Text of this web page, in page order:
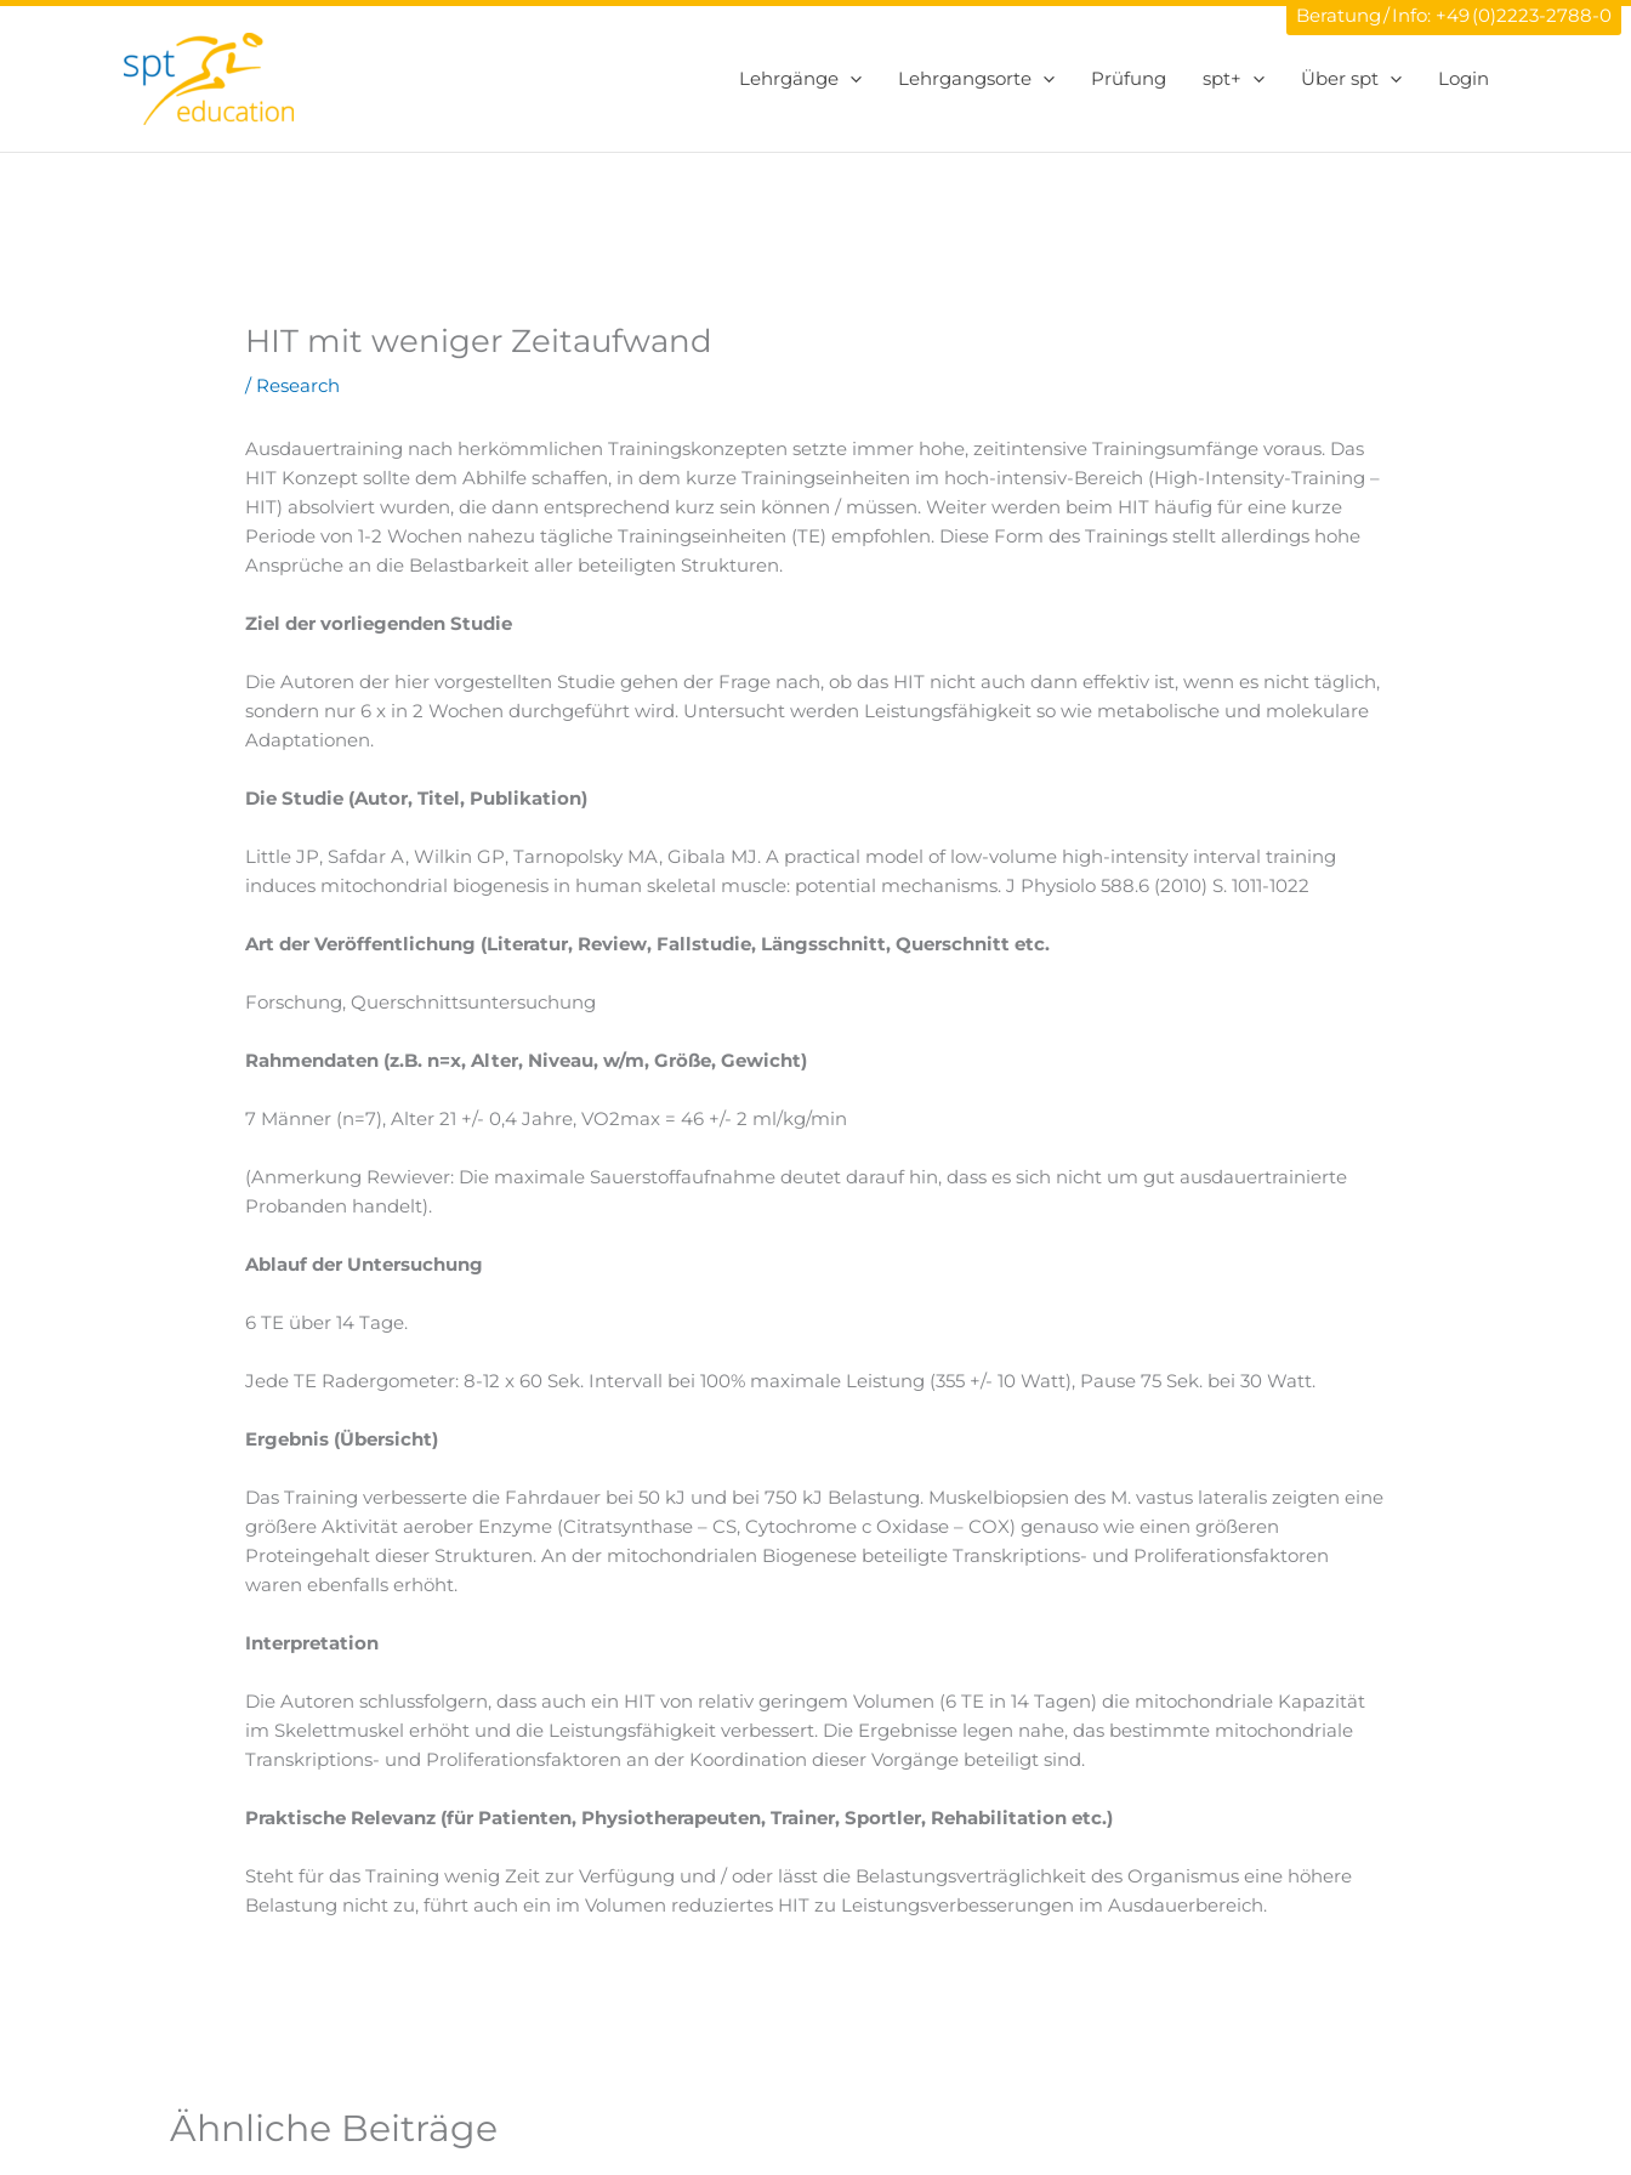
Zum
Beratung / Info: +49 (0)2223-2788-0
Lehrgänge Lehrgangsorte Prüfung spt+ Über spt Login
HIT mit weniger Zeitaufwand
/ Research
Ausdauertraining nach herkömmlichen Trainingskonzepten setzte immer hohe, zeitintensive Trainingsumfänge voraus. Das
HIT Konzept sollte dem Abhilfe schaffen, in dem kurze Trainingseinheiten im hoch-intensiv-Bereich (High-Intensity-Training –
HIT) absolviert wurden, die dann entsprechend kurz sein können / müssen. Weiter werden beim HIT häufig für eine kurze
Periode von 1-2 Wochen nahezu tägliche Trainingseinheiten (TE) empfohlen. Diese Form des Trainings stellt allerdings hohe
Ansprüche an die Belastbarkeit aller beteiligten Strukturen.
Ziel der vorliegenden Studie
Die Autoren der hier vorgestellten Studie gehen der Frage nach, ob das HIT nicht auch dann effektiv ist, wenn es nicht täglich,
sondern nur 6 x in 2 Wochen durchgeführt wird. Untersucht werden Leistungsfähigkeit so wie metabolische und molekulare
Adaptationen.
Die Studie (Autor, Titel, Publikation)
Little JP, Safdar A, Wilkin GP, Tarnopolsky MA, Gibala MJ. A practical model of low-volume high-intensity interval training
induces mitochondrial biogenesis in human skeletal muscle: potential mechanisms. J Physiolo 588.6 (2010) S. 1011-1022
Art der Veröffentlichung (Literatur, Review, Fallstudie, Längsschnitt, Querschnitt etc.
Forschung, Querschnittsuntersuchung
Rahmendaten (z.B. n=x, Alter, Niveau, w/m, Größe, Gewicht)
7 Männer (n=7), Alter 21 +/- 0,4 Jahre, VO2max = 46 +/- 2 ml/kg/min
(Anmerkung Rewiever: Die maximale Sauerstoffaufnahme deutet darauf hin, dass es sich nicht um gut ausdauertrainierte
Probanden handelt).
Ablauf der Untersuchung
6 TE über 14 Tage.
Jede TE Radergometer: 8-12 x 60 Sek. Intervall bei 100% maximale Leistung (355 +/- 10 Watt), Pause 75 Sek. bei 30 Watt.
Ergebnis (Übersicht)
Das Training verbesserte die Fahrdauer bei 50 kJ und bei 750 kJ Belastung. Muskelbiopsien des M. vastus lateralis zeigten eine
größere Aktivität aerober Enzyme (Citratsynthase – CS, Cytochrome c Oxidase – COX) genauso wie einen größeren
Proteingehalt dieser Strukturen. An der mitochondrialen Biogenese beteiligte Transkriptions- und Proliferationsfaktoren
waren ebenfalls erhöht.
Interpretation
Die Autoren schlussfolgern, dass auch ein HIT von relativ geringem Volumen (6 TE in 14 Tagen) die mitochondriale Kapazität
im Skelettmuskel erhöht und die Leistungsfähigkeit verbessert. Die Ergebnisse legen nahe, das bestimmte mitochondriale
Transkriptions- und Proliferationsfaktoren an der Koordination dieser Vorgänge beteiligt sind.
Praktische Relevanz (für Patienten, Physiotherapeuten, Trainer, Sportler, Rehabilitation etc.)
Steht für das Training wenig Zeit zur Verfügung und / oder lässt die Belastungsverträglichkeit des Organismus eine höhere
Belastung nicht zu, führt auch ein im Volumen reduziertes HIT zu Leistungsverbesserungen im Ausdauerbereich.
Ähnliche Beiträge